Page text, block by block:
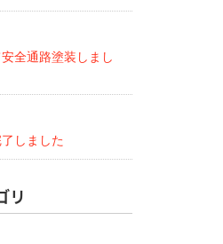
全通路塗装しまし
しました
リ